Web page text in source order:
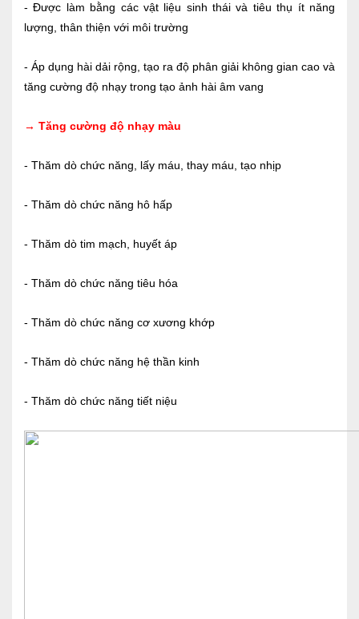
- Được làm bằng các vật liệu sinh thái và tiêu thụ ít năng
lượng, thân thiện với môi trường
- Áp dụng hài dải rộng, tạo ra độ phân giải không gian cao và
tăng cường độ nhạy trong tạo ảnh hài âm vang
→ Tăng cường độ nhạy màu
- Thăm dò chức năng, lấy máu, thay máu, tạo nhịp
- Thăm dò chức năng hô hấp
- Thăm dò tim mạch, huyết áp
- Thăm dò chức năng tiêu hóa
- Thăm dò chức năng cơ xương khớp
- Thăm dò chức năng hệ thần kinh
- Thăm dò chức năng tiết niệu